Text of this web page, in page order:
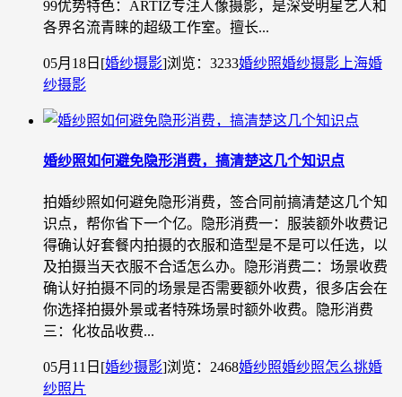
99优势特色：ARTIZ专注人像摄影，是深受明星艺人和
各界名流青睐的超级工作室。擅长...
05月18日 [婚纱摄影]浏览：3233婚纱照婚纱摄影 上海婚
纱摄影
婚纱照如何避免隐形消费，搞清楚这几个知识点
拍婚纱照如何避免隐形消费，签合同前搞清楚这几个知
识点，帮你省下一个亿。隐形消费一：服装额外收费记
得确认好套餐内拍摄的衣服和造型是不是可以任选，以
及拍摄当天衣服不合适怎么办。隐形消费二：场景收费
确认好拍摄不同的场景是否需要额外收费，很多店会在
你选择拍摄外景或者特殊场景时额外收费。隐形消费
三：化妆品收费...
05月11日 [婚纱摄影]浏览：2468婚纱照婚纱照怎么挑婚
纱照片